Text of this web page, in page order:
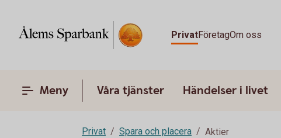
PrivatFöretagOm oss
Meny Våra tjänster Händelser i livet
Privat Spara och placera Aktier